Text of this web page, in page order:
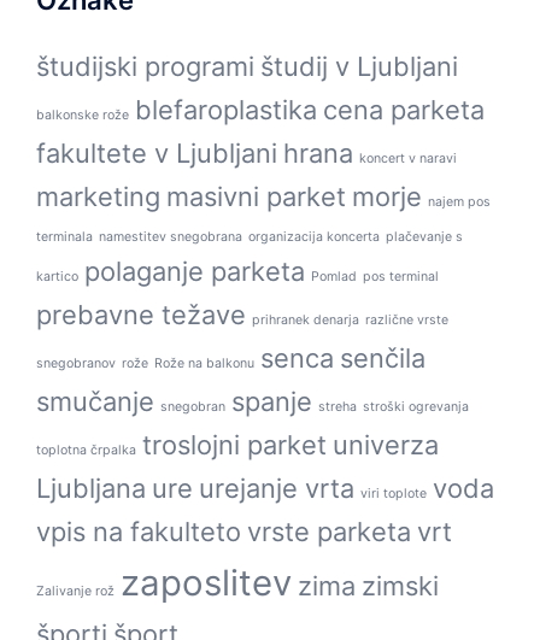
študijski programi študij v Ljubljani
balkonske rože blefaroplastika cena parketa
fakultete v Ljubljani hrana koncert v naravi
marketing masivni parket morje najem pos
terminala namestitev snegobrana organizacija koncerta plačevanje s
kartico polaganje parketa Pomlad pos terminal
prebavne težave prihranek denarja različne vrste
snegobranov rože Rože na balkonu senca senčila
smučanje snegobran spanje streha stroški ogrevanja
toplotna črpalka troslojni parket univerza
Ljubljana ure urejanje vrta viri toplote voda
vpis na fakulteto vrste parketa vrt
Zalivanje rož zaposlitev zima zimski